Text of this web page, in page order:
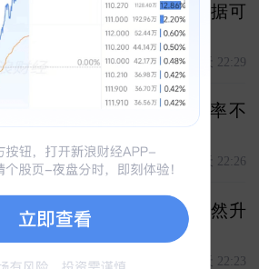
令加息预期降温但通胀数据可
今天 22:29
弱，支持美联储维持利率不
彻底排除
今天 22:26
会：散户们的乐观情绪突然升
均水平
今天 22:23